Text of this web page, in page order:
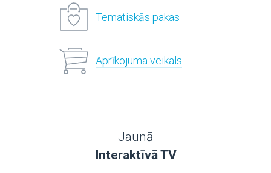
Tematiskās pakas
Aprīkojuma veikals
Jaunā
Interaktīvā TV